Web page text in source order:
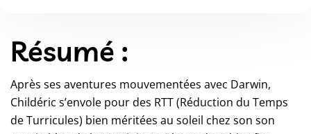
Résumé :
Après ses aventures mouvementées avec Darwin,
Childéric s’envole pour des RTT (Réduction du Temps
de Turricules) bien méritées au soleil chez son son